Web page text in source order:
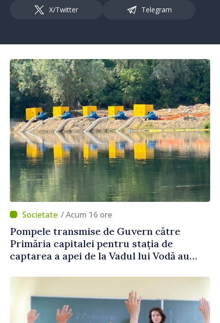
X/Twitter Telegram
/ Acum 16 ore
Pompele transmise de Guvern către
Primăria capitalei pentru stația de
captarea a apei de la Vadul lui Vodă au